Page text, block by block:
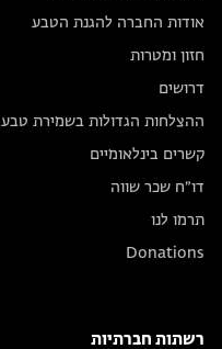
אודות החברה להגנת הטבע
חזון ומטרות
דרושים
ההצלחות הגדולות בשמירת טבע
קשרים בינלאומיים
דו״ח שכר שווה
תרמו לנו
Donations
רשתות חברתיות